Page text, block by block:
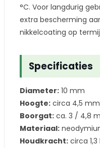
°C. Voor langdurig
extra bescherming
nikkelcoating op
Specificaties
Diameter: 10 mm
Hoogte: circa 4,5 mm
Boorgat: ca. 3 / 4,8
Materiaal:
Houdkracht: circa 1,3